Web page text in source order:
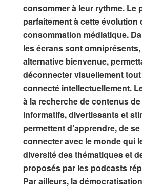
consommer à leur rythme. Le
parfaitement à cette évolution
consommation médiatique.
les écrans sont
alternative bienvenue,
déconnecter visuellement
connecté intellectuellement.
à la recherche de contenus
informatifs, divertissants et
permettent d’apprendre, de
connecter avec le monde qui
diversité des thématiques et
proposés par les podcasts
Par ailleurs, la